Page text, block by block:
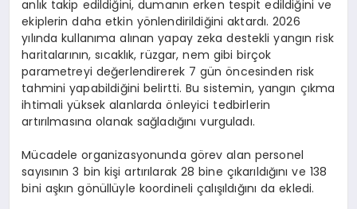
anlık takip edildiğini, dumanın erken tespit edildiğini ve
ekiplerin daha etkin yönlendirildiğini aktardı. 2026
yılında kullanıma alınan yapay zeka destekli yangın risk
haritalarının, sıcaklık, rüzgar, nem gibi birçok
parametreyi değerlendirerek 7 gün öncesinden risk
tahmini yapabildiğini belirtti. Bu sistemin, yangın çıkma
ihtimali yüksek alanlarda önleyici tedbirlerin
artırılmasına olanak sağladığını vurguladı.
Mücadele organizasyonunda görev alan personel
sayısının 3 bin kişi artırılarak 28 bine çıkarıldığını ve 138
bini aşkın gönüllüyle koordineli çalışıldığını da ekledi.